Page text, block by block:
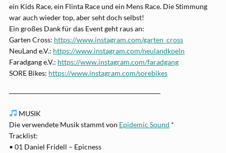
ein Kids Race, ein Flinta Race und ein Mens Race. Die Stimmung
war auch wieder top, aber seht doch selbst!
Ein großes Dank für das Event geht raus an:
Garten Cross: https://www.instagram.com/garten_cross
NeuLand e.V.: https://www.instagram.com/neulandkoeln
Faradgang e.V.: https://www.instagram.com/faradgang
SORE Bikes: https://www.instagram.com/sorebikes
──────────────────────────────
MUSIK
Die verwendete Musik stammt von Epidemic Sound *
Tracklist:
• 01 Daniel Fridell – Epicness